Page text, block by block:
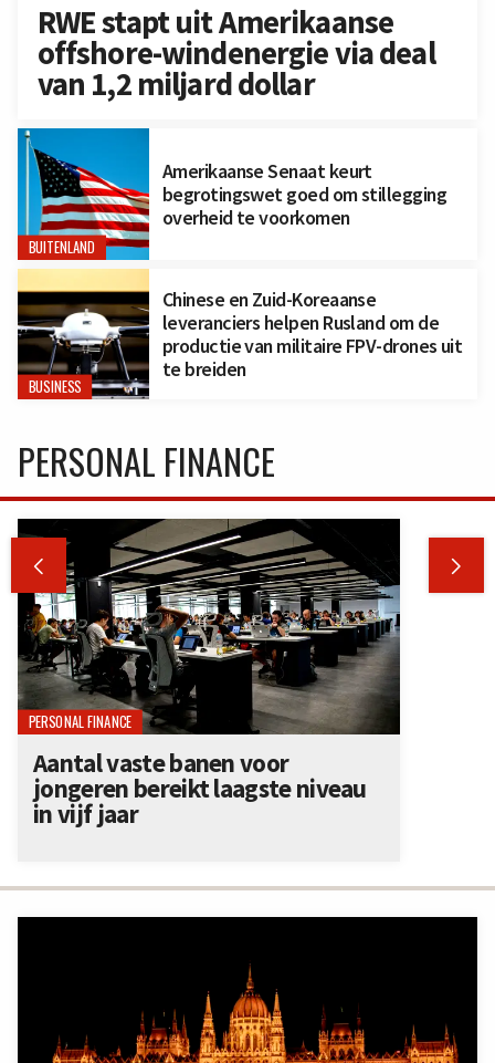
RWE stapt uit Amerikaanse
offshore-windenergie via deal
van 1,2 miljard dollar
BUITENLAND
Amerikaanse Senaat keurt
begrotingswet goed om stillegging
overheid te voorkomen
BUSINESS
Chinese en Zuid-Koreaanse
leveranciers helpen Rusland om de
productie van militaire FPV-drones uit
te breiden
PERSONAL FINANCE
 
PERSONAL FINANCE
Aantal vaste banen voor
jongeren bereikt laagste niveau
in vijf jaar